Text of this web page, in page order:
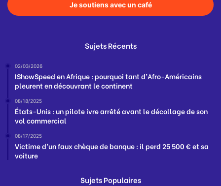
Je soutiens avec un café
Sujets Récents
02/03/2026
IShowSpeed en Afrique : pourquoi tant d’Afro-Américains
pleurent en découvrant le continent
08/18/2025
États-Unis : un pilote ivre arrêté avant le décollage de son
vol commercial
08/17/2025
Victime d’un faux chèque de banque : il perd 25 500 € et sa
voiture
Sujets Populaires